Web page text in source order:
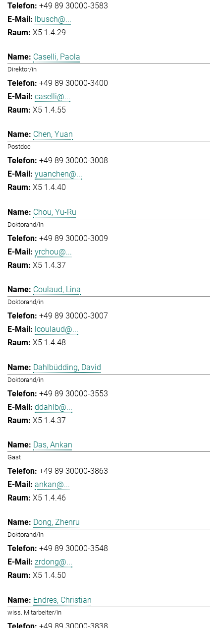
+49 89 30000-3583
lbusch@...
X5 1.4.29
Caselli, Paola
Direktor/in
+49 89 30000-3400
caselli@...
X5 1.4.55
Chen, Yuan
Postdoc
+49 89 30000-3008
yuanchen@...
X5 1.4.40
Chou, Yu-Ru
Doktorand/in
+49 89 30000-3009
yrchou@...
X5 1.4.37
Coulaud, Lina
Doktorand/in
+49 89 30000-3007
lcoulaud@...
X5 1.4.48
Dahlbüdding, David
Doktorand/in
+49 89 30000-3553
ddahlb@...
X5 1.4.37
Das, Ankan
Gast
+49 89 30000-3863
ankan@...
X5 1.4.46
Dong, Zhenru
Doktorand/in
+49 89 30000-3548
zrdong@...
X5 1.4.50
Endres, Christian
wiss. Mitarbeiter/in